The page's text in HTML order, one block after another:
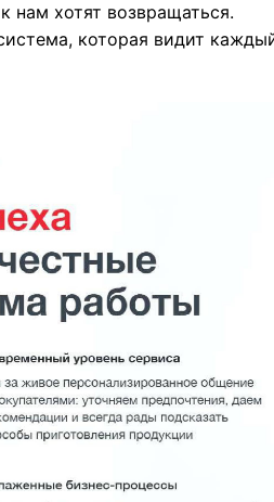
нам хотят возвращаться.
которая видит